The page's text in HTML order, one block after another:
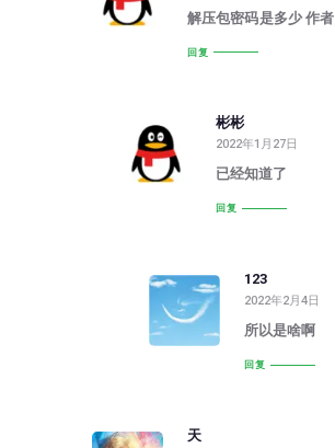
解压包密码是多少 作者
回复
彬彬
2022年1月27日
已经知道了
回复
123
2022年2月4日
所以是啥啊
回复
天